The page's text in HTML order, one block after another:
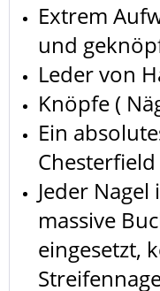
Extrem
und
Leder von
Knöpfe (
Ein
Jeder
massive
eingesetzt,